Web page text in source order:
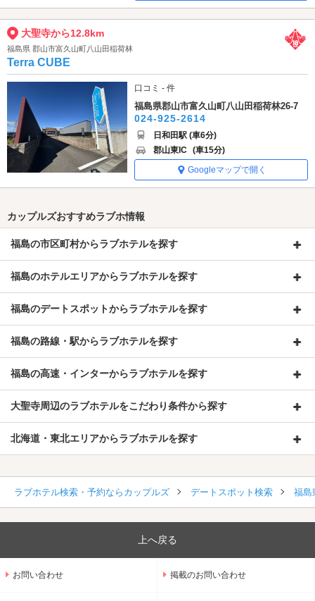
大聖寺から12.8km
福島県 郡山市富久山町八山田稲荷林
Terra CUBE
口コミ - 件
福島県郡山市富久山町八山田稲荷林26-7
024-925-2614
日和田駅 (車6分)
郡山東IC (車15分)
Googleマップで開く
カップルズおすすめラブホ情報
福島の市区町村からラブホテルを探す
福島のホテルエリアからラブホテルを探す
福島のデートスポットからラブホテルを探す
福島の路線・駅からラブホテルを探す
福島の高速・インターからラブホテルを探す
大聖寺周辺のラブホテルをこだわり条件から探す
北海道・東北エリアからラブホテルを探す
ラブホテル検索・予約ならカップルズ デートスポット検索 福島
上へ戻る
お問い合わせ 掲載のお問い合わせ